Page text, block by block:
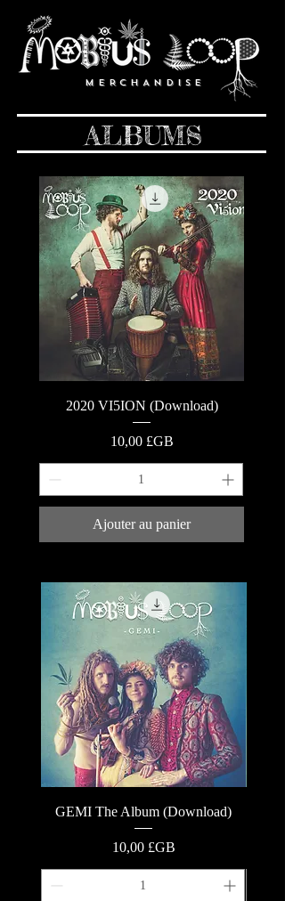
M E R C H A N D I S E
ALBUMS
2020 VI5ION (Download)
Prix
10,00 £GB
Ajouter au panier
GEMI The Album (Download)
Prix
10,00 £GB